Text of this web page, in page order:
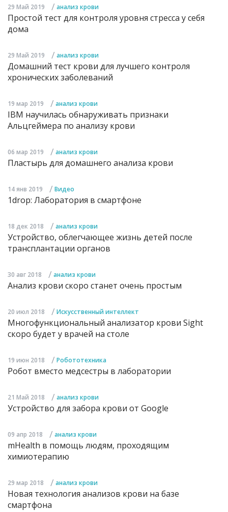
29 Май 2019 / анализ крови
Простой тест для контроля уровня стресса у себя
дома
29 Май 2019 / анализ крови
Домашний тест крови для лучшего контроля
хронических заболеваний
19 мар 2019 / анализ крови
IBM научилась обнаруживать признаки
Альцгеймера по анализу крови
06 мар 2019 / анализ крови
Пластырь для домашнего анализа крови
14 янв 2019 / Видео
1drop: Лаборатория в смартфоне
18 дек 2018 / анализ крови
Устройство, облегчающее жизнь детей после
трансплантации органов
30 авг 2018 / анализ крови
Анализ крови скоро станет очень простым
20 июл 2018 / Искусственный интеллект
Многофункциональный анализатор крови Sight
скоро будет у врачей на столе
19 июн 2018 / Робототехника
Робот вместо медсестры в лаборатории
21 Май 2018 / анализ крови
Устройство для забора крови от Google
09 апр 2018 / анализ крови
mHealth в помощь людям, проходящим
химиотерапию
29 мар 2018 / анализ крови
Новая технология анализов крови на базе
смартфона